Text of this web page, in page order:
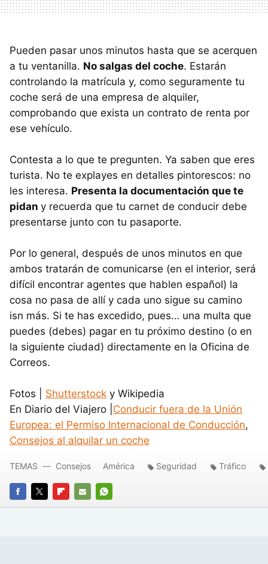
Pueden pasar unos minutos hasta que se acerquen
a tu ventanilla. No salgas del coche. Estarán
controlando la matrícula y, como seguramente tu
coche será de una empresa de alquiler,
comprobando que exista un contrato de renta por
ese vehículo.
Contesta a lo que te pregunten. Ya saben que eres
turista. No te explayes en detalles pintorescos: no
les interesa. Presenta la documentación que te
pidan y recuerda que tu carnet de conducir debe
presentarse junto con tu pasaporte.
Por lo general, después de unos minutos en que
ambos tratarán de comunicarse (en el interior, será
difícil encontrar agentes que hablen español) la
cosa no pasa de allí y cada uno sigue su camino
isn más. Si te has excedido, pues… una multa que
puedes (debes) pagar en tu próximo destino (o en
la siguiente ciudad) directamente en la Oficina de
Correos.
Fotos | Shutterstock y Wikipedia
En Diario del Viajero | Conducir fuera de la Unión
Europea: el Permiso Internacional de Conducción,
Consejos al alquilar un coche
FACEBOOK
TWITTERFLIPBOARD
E-
WHATSAPP
TEMAS Consejos América Seguridad Tráfico